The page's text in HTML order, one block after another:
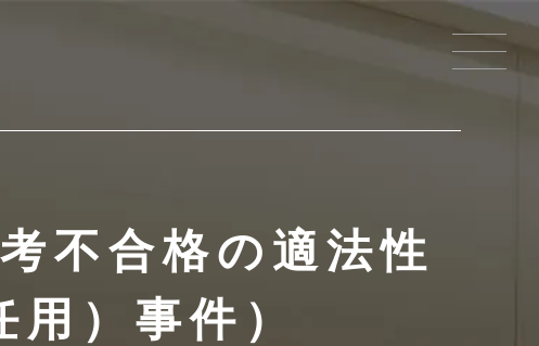
不合格の適法性
用）事件）